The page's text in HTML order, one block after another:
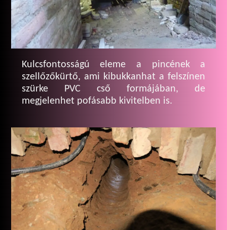
Kulcsfontosságú eleme a pincének a
szellőzőkürtő, ami kibukkanhat a felszínen
szürke PVC cső formájában, de
megjelenhet pofásabb kivitelben is.